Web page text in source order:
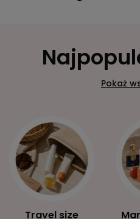
Pokaż
Travel size